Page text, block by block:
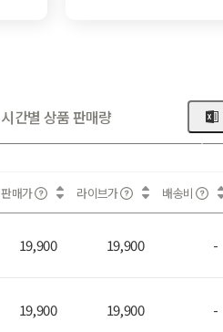
시간별 상품 판매량
판매가 라이브가 배송비
19,900 19,900 -
19,900 19,900 -